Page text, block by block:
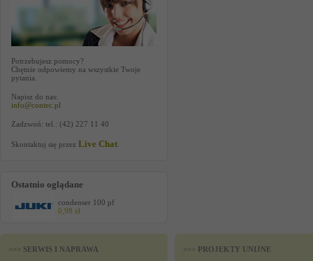
Potrzebujesz pomocy?
Chętnie odpowiemy na wszystkie Twoje
pytania.
Napisz do nas:
info@contec.pl
Zadzwoń: tel.: (42) 227 11 40
Skontaktuj się przez Live Chat
Ostatnio oglądane
condenser 100 pf
0,98 zł
>>> SERWIS I NAPRAWA
>>> PROJEKTY UNIJNE